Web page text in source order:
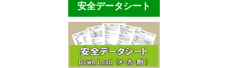
トイレ用清掃用品
安全データシート